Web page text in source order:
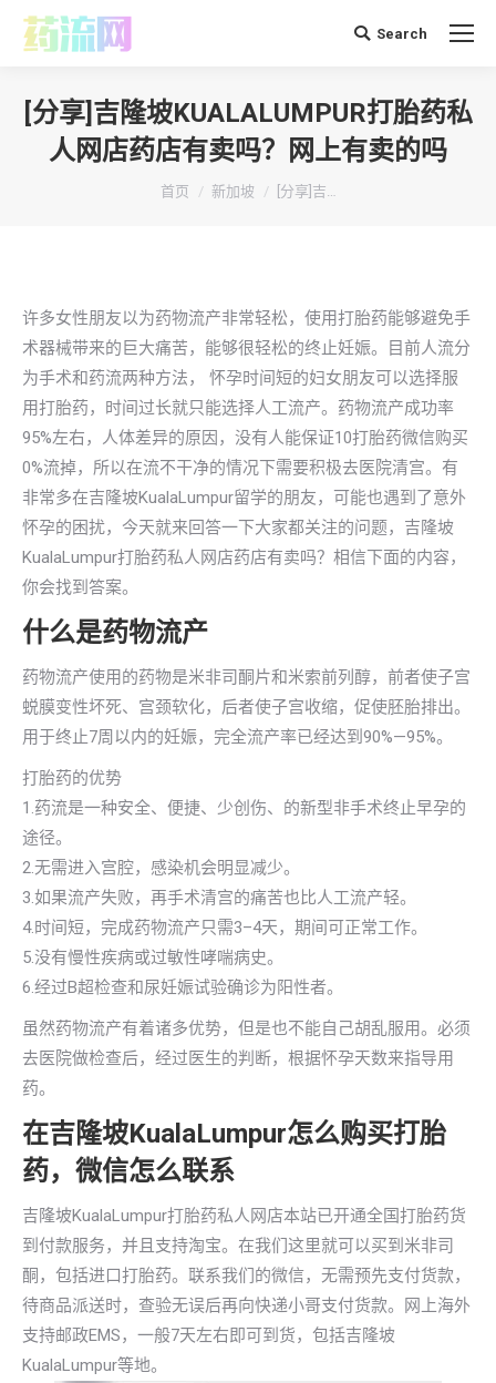
搜 Search
[分享]吉隆坡KUALALUMPUR打胎药私
人网店药店有卖吗？网上有卖的吗
你在这里：
首页 新加坡 [分享]吉…
许多女性朋友以为药物流产非常轻松，使用打胎药能够避免手
术器械带来的巨大痛苦，能够很轻松的终止妊娠。目前人流分
为手术和药流两种方法， 怀孕时间短的妇女朋友可以选择服
用打胎药，时间过长就只能选择人工流产。药物流产成功率
95%左右，人体差异的原因，没有人能保证10打胎药微信购买
0%流掉，所以在流不干净的情况下需要积极去医院清宫。有
非常多在吉隆坡KualaLumpur留学的朋友，可能也遇到了意外
怀孕的困扰，今天就来回答一下大家都关注的问题，吉隆坡
KualaLumpur打胎药私人网店药店有卖吗？相信下面的内容，
你会找到答案。
什么是药物流产
药物流产使用的药物是米非司酮片和米索前列醇，前者使子宫
蜕膜变性坏死、宫颈软化，后者使子宫收缩，促使胚胎排出。
用于终止7周以内的妊娠，完全流产率已经达到90%—95%。
打胎药的优势
1.药流是一种安全、便捷、少创伤、的新型非手术终止早孕的
途径。
2.无需进入宫腔，感染机会明显减少。
3.如果流产失败，再手术清宫的痛苦也比人工流产轻。
4.时间短，完成药物流产只需3–4天，期间可正常工作。
5.没有慢性疾病或过敏性哮喘病史。
6.经过B超检查和尿妊娠试验确诊为阳性者。
虽然药物流产有着诸多优势，但是也不能自己胡乱服用。必须
去医院做检查后，经过医生的判断，根据怀孕天数来指导用
药。
在吉隆坡KualaLumpur怎么购买打胎
药，微信怎么联系
吉隆坡KualaLumpur打胎药私人网店本站已开通全国打胎药货
到付款服务，并且支持淘宝。在我们这里就可以买到米非司
酮，包括进口打胎药。联系我们的微信，无需预先支付货款，
待商品派送时，查验无误后再向快递小哥支付货款。网上海外
支持邮政EMS，一般7天左右即可到货，包括吉隆坡
KualaLumpur等地。